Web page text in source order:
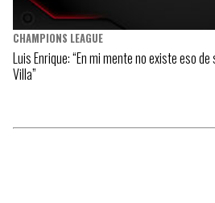
CHAMPIONS LEAGUE
Luis Enrique: “En mi mente no existe eso
Villa”